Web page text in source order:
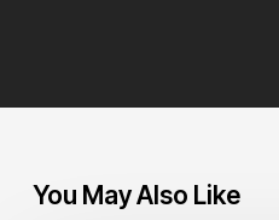
You May Also Like